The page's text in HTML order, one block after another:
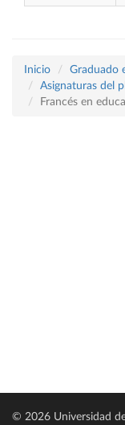
Inicio
Graduado
Asignaturas del
Francés en
© 2026 Universidad